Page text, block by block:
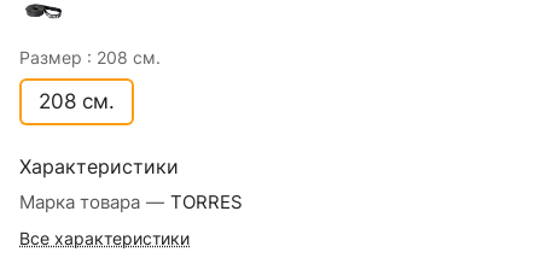
Размер : 208 см.
208 см.
Характеристики
Марка товара — TORRES
Все характеристики